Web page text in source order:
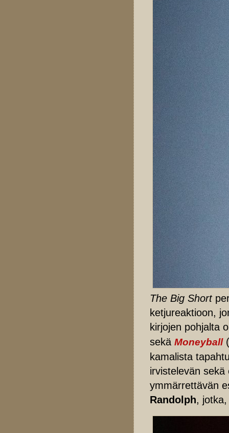
The Big Short
ketjureaktioon,
kirjojen pohjalta
sekä Moneyball
kamalista
irvistelevän
ymmärrettävän
Randolph,